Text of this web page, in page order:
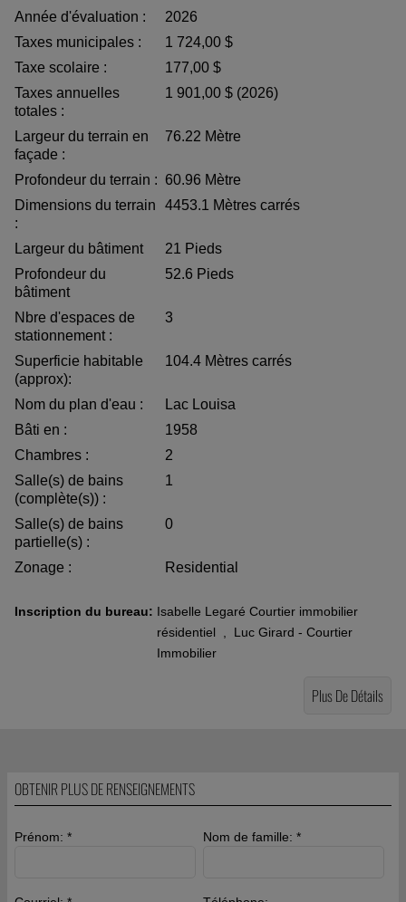
Année d'évaluation :
2026
Taxes municipales :
1 724,00 $
Taxe scolaire :
177,00 $
Taxes annuelles
totales :
1 901,00 $ (2026)
Largeur du terrain en
façade :
76.22 Mètre
Profondeur du terrain : 60.96 Mètre
Dimensions du terrain
:
4453.1 Mètres carrés
Largeur du bâtiment
21 Pieds
Profondeur du
bâtiment
52.6 Pieds
Nbre d'espaces de
stationnement :
3
Superficie habitable
(approx):
104.4 Mètres carrés
Nom du plan d'eau :
Lac Louisa
Bâti en :
1958
Chambres :
2
Salle(s) de bains
(complète(s)) :
1
Salle(s) de bains
partielle(s) :
0
Zonage : Residential
Inscription du bureau: Isabelle Legaré Courtier immobilier
résidentiel
Luc Girard - Courtier
Immobilier
Plus De Détails
OBTENIR PLUS DE RENSEIGNEMENTS
Prénom: * Nom de famille: *